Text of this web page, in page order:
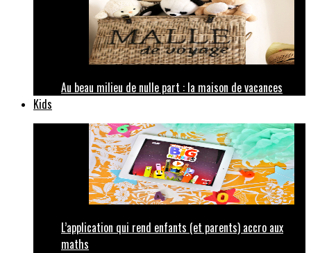
Au beau milieu de nulle part : la maison de vacances
Kids
L’application qui rend enfants (et parents) accro aux
maths